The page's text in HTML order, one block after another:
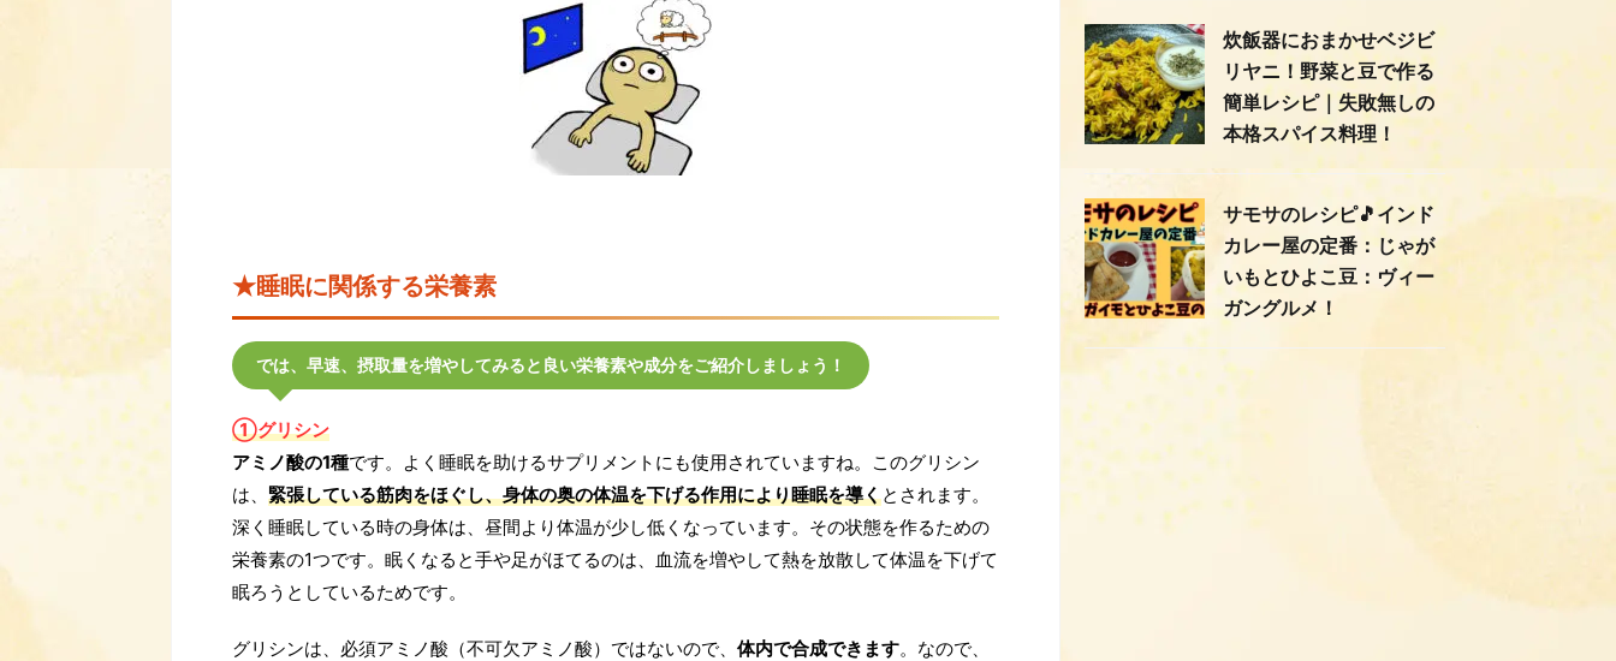
★睡眠に関係する栄養素
では、早速、摂取量を増やしてみると良い栄養素や成分をご紹介しましょう！
①グリシン
アミノ酸の1種です。よく睡眠を助けるサプリメントにも使用されていますね。このグリシン
は、 緊張している筋肉をほぐし、身体の奥の体温を下げる作用により睡眠を導くとされます。
深く睡眠している時の身体は、昼間より体温が少し低くなっています。その状態を作るための
栄養素の1つです。眠くなると手や足がほてるのは、血流を増やして熱を放散して体温を下げて
眠ろうとしているためです。
グリシンは、必須アミノ酸（不可欠アミノ酸）ではないので、 体内で合成できます。なので、
炊飯器におまかせベジビ
リヤニ！野菜と豆で作る
簡単レシピ｜失敗無しの
本格スパイス料理！
サモサのレシピ🎵インド
カレー屋の定番：じゃが
いもとひよこ豆：ヴィー
ガングルメ！